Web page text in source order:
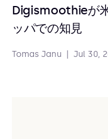
Digismoothieが
ッパでの知見
Tomas Janu Jul 30,